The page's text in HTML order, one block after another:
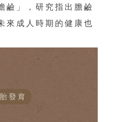
鹼」，研究指出膽鹼
來成人時期的健康也